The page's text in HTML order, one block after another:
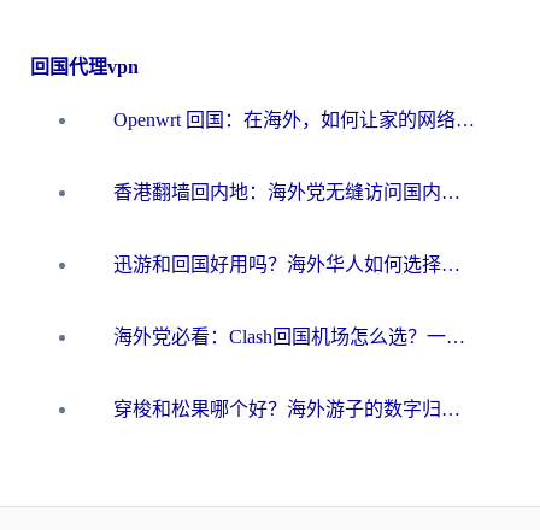
回国代理vpn
Openwrt 回国：在海外，如何让家的网络触手可及
香港翻墙回内地：海外党无缝访问国内资源的加速器选择全攻略
迅游和回国好用吗？海外华人如何选择靠谱的回国加速器
海外党必看：Clash回国机场怎么选？一篇搞定无缝访问国内资源的全攻略
穿梭和松果哪个好？海外游子的数字归乡路，到底该怎么选